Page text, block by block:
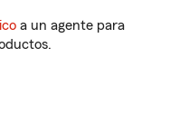
a un agente para